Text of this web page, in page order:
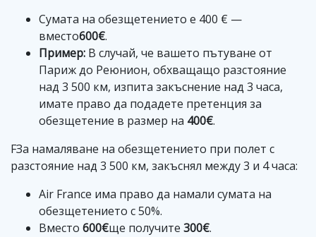
Сумата на обезщетението е 400 € —
вместо600€.
Пример: В случай, че вашето пътуване от
Париж до Реюнион, обхващащо разстояние
над 3 500 км, изпита закъснение над 3 часа,
имате право да подадете претенция за
обезщетение в размер на 400€.
FЗа намаляване на обезщетението при полет с
разстояние над 3 500 км, закъснял между 3 и 4 часа:
Air France има право да намали сумата на
обезщетението с 50%.
Вместо 600€ще получите 300€.